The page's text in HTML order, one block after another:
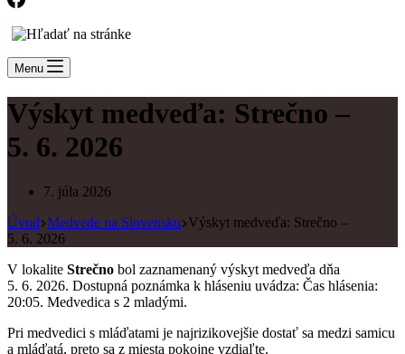
Menu
Výskyt medveďa: Strečno –
5. 6. 2026
7. júla 2026
Úvod Medvede na Slovensku Výskyt medveďa: Strečno –
5. 6. 2026
V lokalite Strečno bol zaznamenaný výskyt medveďa dňa
5. 6. 2026. Dostupná poznámka k hláseniu uvádza: Čas hlásenia:
20:05. Medvedica s 2 mladými.
Pri medvedici s mláďatami je najrizikovejšie dostať sa medzi samicu
a mláďatá, preto sa z miesta pokojne vzdiaľte.